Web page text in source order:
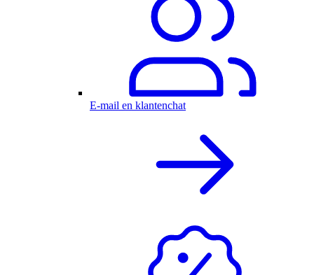
E-mail en klantenchat